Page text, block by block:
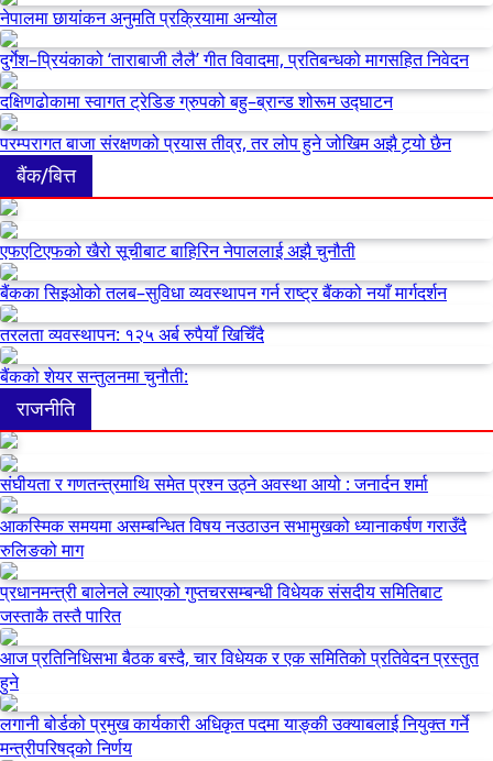
नेपालमा छायांकन अनुमति प्रक्रियामा अन्योल
दुर्गेश–प्रियंकाको ‘ताराबाजी लैलै’ गीत विवादमा, प्रतिबन्धको मागसहित निवेदन
दक्षिणढोकामा स्वागत ट्रेडिङ ग्रुपको बहु–ब्रान्ड शोरूम उद्घाटन
परम्परागत बाजा संरक्षणको प्रयास तीव्र, तर लोप हुने जोखिम अझै टर्‍यो छैन
बैंक/बित्त
एफएटिएफको खैरो सूचीबाट बाहिरिन नेपाललाई अझै चुनौती
बैंकका सिइओको तलब–सुविधा व्यवस्थापन गर्न राष्ट्र बैंकको नयाँ मार्गदर्शन
तरलता व्यवस्थापन: १२५ अर्ब रुपैयाँ खिचिँदै
बैंकको शेयर सन्तुलनमा चुनौती:
राजनीति
संघीयता र गणतन्त्रमाथि समेत प्रश्न उठ्ने अवस्था आयो : जनार्दन शर्मा
आकस्मिक समयमा असम्बन्धित विषय नउठाउन सभामुखको ध्यानाकर्षण गराउँदै
रुलिङको माग
प्रधानमन्त्री बालेनले ल्याएको गुप्तचरसम्बन्धी विधेयक संसदीय समितिबाट
जस्ताकै तस्तै पारित
आज प्रतिनिधिसभा बैठक बस्दै, चार विधेयक र एक समितिको प्रतिवेदन प्रस्तुत
हुने
लगानी बोर्डको प्रमुख कार्यकारी अधिकृत पदमा याङ्की उक्याबलाई नियुक्त गर्ने
मन्त्रीपरिषद्को निर्णय